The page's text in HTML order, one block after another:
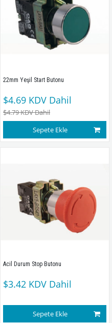
22mm Yeşil Start Butonu
$4.69 KDV Dahil
$4.79KDV Dahil
Sepete Ekle
Acil Durum Stop Butonu
$3.42 KDV Dahil
Sepete Ekle